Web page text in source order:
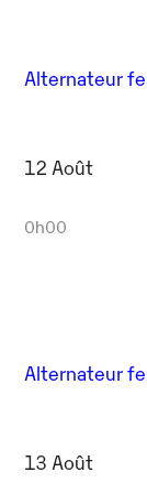
Alternateur
12 Août
0h00
Alternateur
13 Août